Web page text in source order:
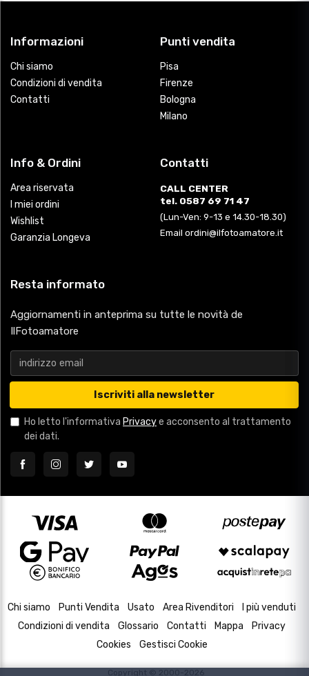
Informazioni
Chi siamo
Condizioni di vendita
Contatti
Punti vendita
Pisa
Firenze
Bologna
Milano
Info & Ordini
Area riservata
I miei ordini
Wishlist
Garanzia Longeva
Contatti
CALL CENTER
tel. 0587 69 71 47
(Lun-Ven: 9-13 e 14.30-18.30)
Email ordini@ilfotoamatore.it
Resta informato
Aggiornamenti in anteprima su tutte le novità de
IlFotoamatore
Iscriviti alla newsletter
Ho letto l'informativa Privacye acconsento al trattamento
dei dati.
Chi siamo Punti Vendita Usato Area Rivenditori
I più venduti
Condizioni di vendita
Glossario Contatti Mappa
Privacy
Cookies
Gestisci Cookie
Copyright © 2000-2026